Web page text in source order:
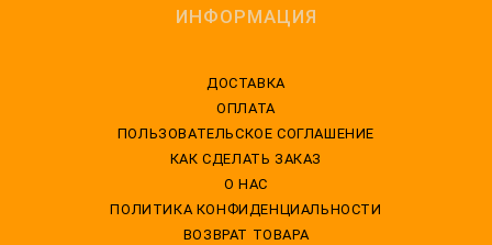
ИНФОРМАЦИЯ
ДОСТАВКА
ОПЛАТА
ПОЛЬЗОВАТЕЛЬСКОЕ СОГЛАШЕНИЕ
КАК СДЕЛАТЬ ЗАКАЗ
О НАС
ПОЛИТИКА КОНФИДЕНЦИАЛЬНОСТИ
ВОЗВРАТ ТОВАРА